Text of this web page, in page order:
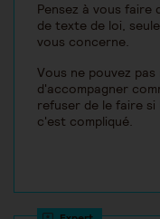
Pensez à vous faire
de texte de loi,
vous concerne.
Vous ne pouvez
d'accompagner
refuser de le faire si
c'est compliqué.